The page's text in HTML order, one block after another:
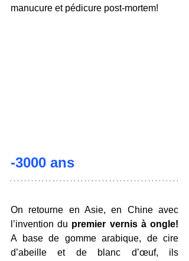
manucure et pédicure post-mortem!
-3000 ans
On retourne en Asie, en Chine avec
l’invention du premier vernis à ongle!
A base de gomme arabique, de cire
d’abeille et de blanc d’œuf, ils